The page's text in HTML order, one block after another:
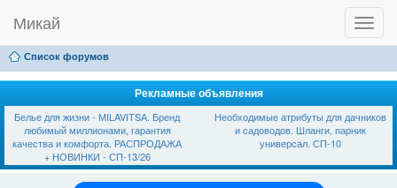
T
o
g
l
n
a
v
g
Микай
Ссылки Вход
Список форумов
Рекламные объявления
Белье для жизни - МILAVIТSА. Бренд
любимый миллионами, гарантия
качества и комфорта. РАСПРОДАЖА
+ НОВИНКИ - СП-13/26
Необходимые атрибуты для дачников
и садоводов. Шланги, парник
универсал. СП-10